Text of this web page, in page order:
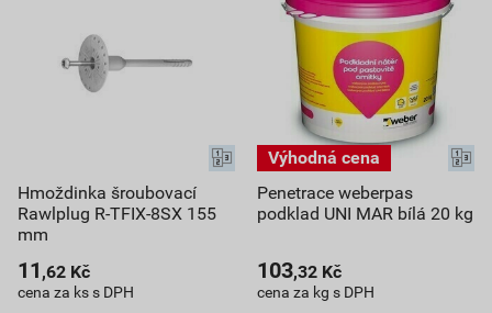
Hmoždinka šroubovací
Rawlplug R-TFIX-8SX 155
mm
11 ,62 Kč
cena za ks s DPH
Penetrace weberpas
podklad UNI MAR bílá 20 kg
103,32 Kč
cena za kg s DPH